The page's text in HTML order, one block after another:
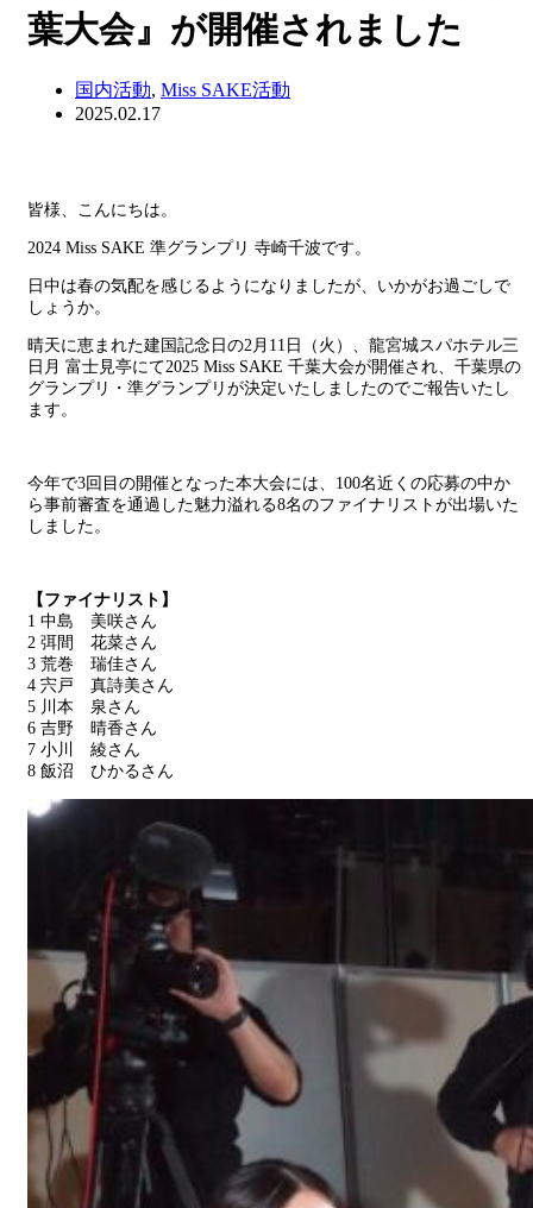
葉大会』が開催されました
国内活動, Miss SAKE活動
2025.02.17
皆様、こんにちは。
2024 Miss SAKE 準グランプリ 寺崎千波です。
日中は春の気配を感じるようになりましたが、いかがお過ごしで
しょうか。
晴天に恵まれた建国記念日の2月11日（火）、龍宮城スパホテル三
日月 富士見亭にて2025 Miss SAKE 千葉大会が開催され、千葉県の
グランプリ・準グランプリが決定いたしましたのでご報告いたし
ます。
今年で3回目の開催となった本大会には、100名近くの応募の中か
ら事前審査を通過した魅力溢れる8名のファイナリストが出場いた
しました。
【ファイナリスト】
1 中島 美咲さん
2 弭間 花菜さん
3 荒巻 瑞佳さん
4 宍戸 真詩美さん
5 川本 泉さん
6 吉野 晴香さん
7 小川 綾さん
8 飯沼 ひかるさん